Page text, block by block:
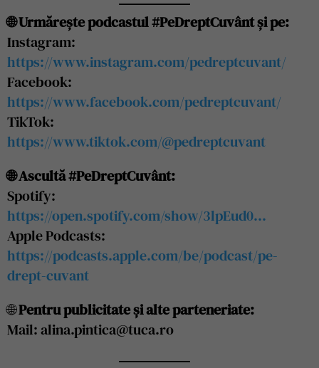
🌐 Urmărește podcastul #PeDreptCuvânt și pe:
Instagram:
https://www.instagram.com/pedreptcuvant/
Facebook:
https://www.facebook.com/pedreptcuvant/
TikTok:
https://www.tiktok.com/@pedreptcuvant
🌐 Ascultă #PeDreptCuvânt:
Spotify:
https://open.spotify.com/show/3lpEud0…
Apple Podcasts:
https://podcasts.apple.com/be/podcast/pe-
drept-cuvant
🌐Pentru publicitate și alte parteneriate:
Mail: alina.pintica@tuca.ro